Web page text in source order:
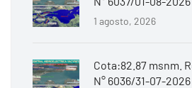
1 agosto, 2026
Cota:82.87 msnm.
N° 6036/31-07-2026